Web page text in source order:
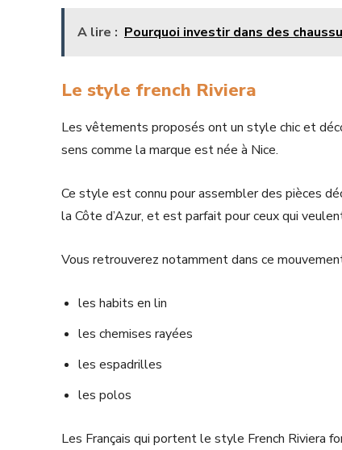
A lire : Pourquoi investir dans des
Le style french Riviera
Les vêtements proposés ont un style chic et
sens comme la marque est née à Nice.
Ce style est connu pour assembler des pièces
la Côte d’Azur, et est parfait pour ceux qui
Vous retrouverez notamment dans ce
les habits en lin
les chemises rayées
les espadrilles
les polos
Les Français qui portent le style French Riviera